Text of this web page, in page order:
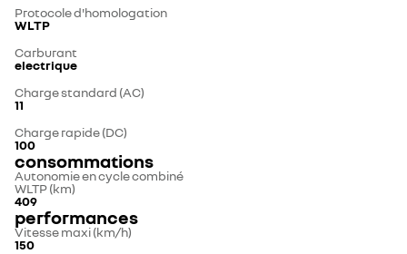
Protocole d'homologation
WLTP
Carburant
electrique
Charge standard (AC)
11
Charge rapide (DC)
100
consommations
Autonomie en cycle combiné
WLTP (km)
409
performances
Vitesse maxi (km/h)
150